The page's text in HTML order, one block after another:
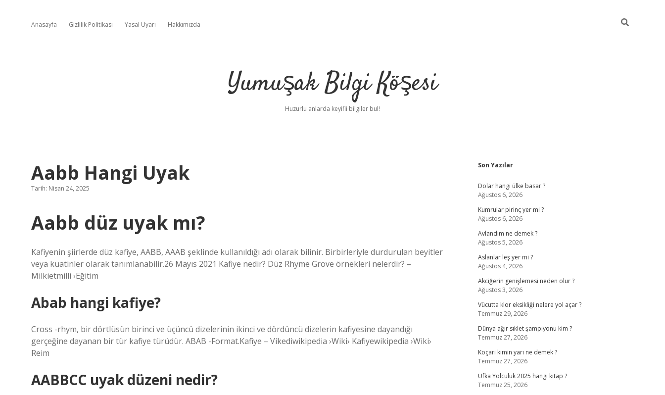
Anasayfa Gizlilik Politikası Yasal Uyarı Hakkımızda
Yumuşak Bilgi Köşesi
Huzurlu anlarda keyifli bilgiler bul!
Aabb Hangi Uyak
Tarih: Nisan 24, 2025
Aabb düz uyak mı?
Kafiyenin şiirlerde düz kafiye, AABB, AAAB şeklinde kullanıldığı adı olarak bilinir. Birbirleriyle durdurulan beyitler
veya kuatinler olarak tanımlanabilir.26 Mayıs 2021 Kafiye nedir? Düz Rhyme Grove örnekleri nelerdir? –
Milkietmilli ›Eğitim
Abab hangi kafiye?
Cross -rhym, bir dörtlüsün birinci ve üçüncü dizelerinin ikinci ve dördüncü dizelerin kafiyesine dayandığı
gerçeğine dayanan bir tür kafiye türüdür. ABAB -Format.Kafiye – Vikediwikipedia ›Wiki› Kafiyewikipedia ›Wiki›
Reim
AABBCC uyak düzeni nedir?
Sidebar
Son Yazılar
Dolar hangi ülke basar ?
Ağustos 6, 2026
Kumrular pirinç yer mi ?
Ağustos 6, 2026
Avlandım ne demek ?
Ağustos 5, 2026
Aslanlar leş yer mi ?
Ağustos 4, 2026
Akciğerin genişlemesi neden olur ?
Ağustos 3, 2026
Vücutta klor eksikliği nelere yol açar ?
Temmuz 29, 2026
Dünya ağır sıklet şampiyonu kim ?
Temmuz 27, 2026
Koçari kimin yarı ne demek ?
Temmuz 27, 2026
Ufka Yolculuk 2025 hangi kitap ?
Temmuz 25, 2026